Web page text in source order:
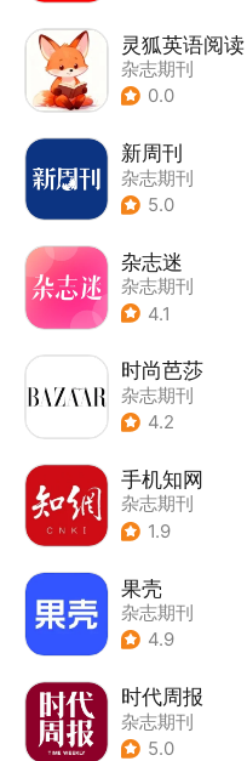
灵狐英语阅读
杂志期刊
0.0
新周刊
杂志期刊
5.0
杂志迷
杂志期刊
4.1
时尚芭莎
杂志期刊
4.2
手机知网
杂志期刊
1.9
果壳
杂志期刊
4.9
时代周报
杂志期刊
5.0